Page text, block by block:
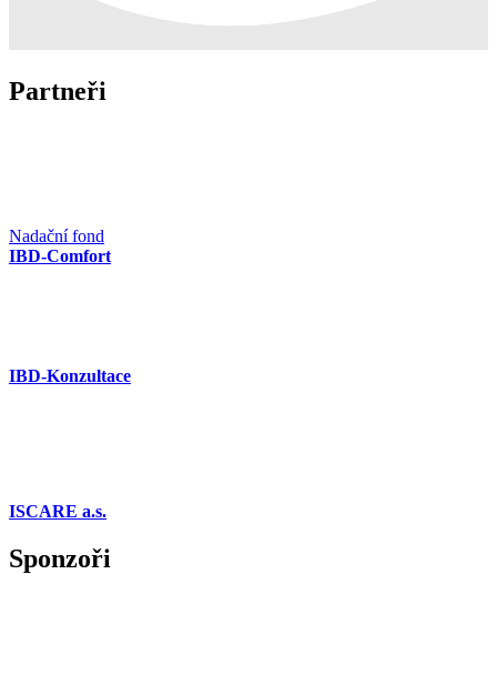
Partneři
Nadační fond
IBD-Comfort
IBD-Konzultace
ISCARE a.s.
Sponzoři